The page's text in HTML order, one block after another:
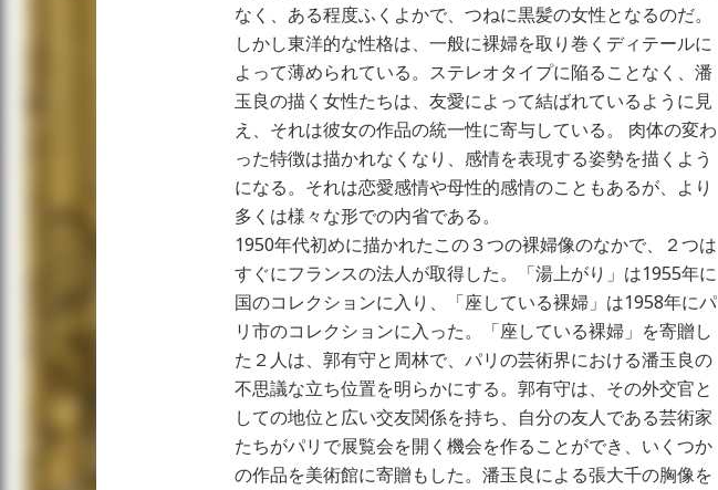
なく、ある程度ふくよかで、つねに黒髪の女性となるのだ。
しかし東洋的な性格は、一般に裸婦を取り巻くディテールに
よって薄められている。ステレオタイプに陥ることなく、潘
玉良の描く女性たちは、友愛によって結ばれているように見
え、それは彼女の作品の統一性に寄与している。 肉体の変わ
った特徴は描かれなくなり、感情を表現する姿勢を描くよう
になる。それは恋愛感情や母性的感情のこともあるが、より
多くは様々な形での内省である。
1950年代初めに描かれたこの３つの裸婦像のなかで、２つは
すぐにフランスの法人が取得した。「湯上がり」は1955年に
国のコレクションに入り、「座している裸婦」は1958年にパ
リ市のコレクションに入った。「座している裸婦」を寄贈し
た２人は、郭有守と周林で、パリの芸術界における潘玉良の
不思議な立ち位置を明らかにする。郭有守は、その外交官と
しての地位と広い交友関係を持ち、自分の友人である芸術家
たちがパリで展覧会を開く機会を作ることができ、いくつか
の作品を美術館に寄贈もした。潘玉良による張大千の胸像を